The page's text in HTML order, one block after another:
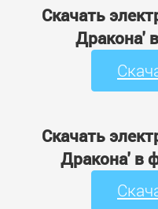
Скачать
Дракона'
Скачать
Дракона' в